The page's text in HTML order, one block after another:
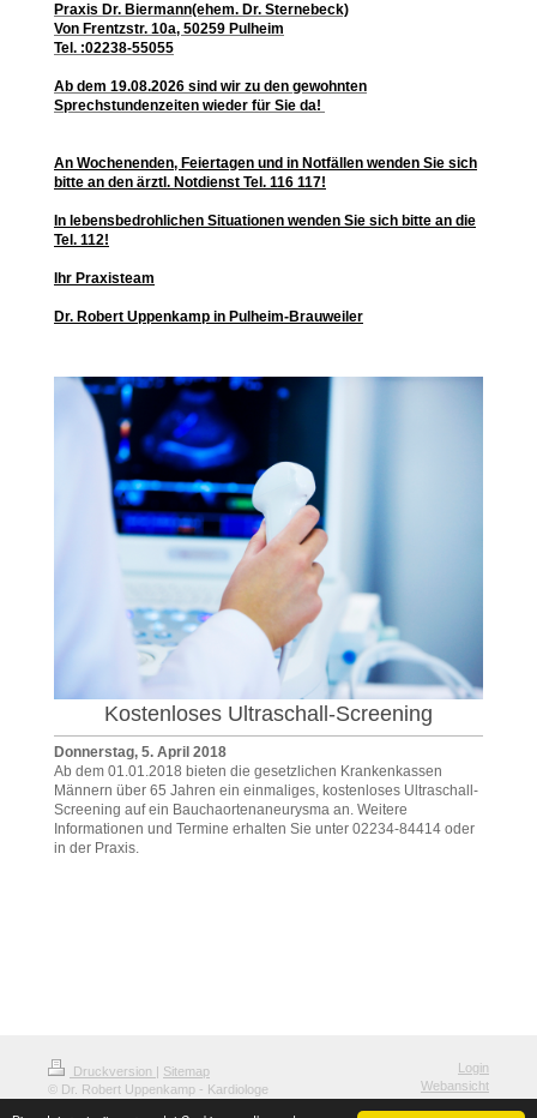
Praxis Dr. Biermann(ehem. Dr. Sternebeck)
Von Frentzstr. 10a, 50259 Pulheim
Tel. :02238-55055
Ab dem 19.08.2026 sind wir zu den gewohnten
Sprechstundenzeiten wieder für Sie da!
An Wochenenden, Feiertagen und in Notfällen wenden Sie sich
bitte an den ärztl. Notdienst Tel. 116 117!
In lebensbedrohlichen Situationen wenden Sie sich bitte an die
Tel. 112!
Ihr Praxisteam
Dr. Robert Uppenkamp in Pulheim-Brauweiler
Kostenloses Ultraschall-Screening
Donnerstag, 5. April 2018
Ab dem 01.01.2018 bieten die gesetzlichen Krankenkassen
Männern über 65 Jahren ein einmaliges, kostenloses Ultraschall-
Screening auf ein Bauchaortenaneurysma an. Weitere
Informationen und Termine erhalten Sie unter 02234-84414 oder
in der Praxis.
Druckversion | Sitemap
© Dr. Robert Uppenkamp - Kardiologe
Login
Webansicht